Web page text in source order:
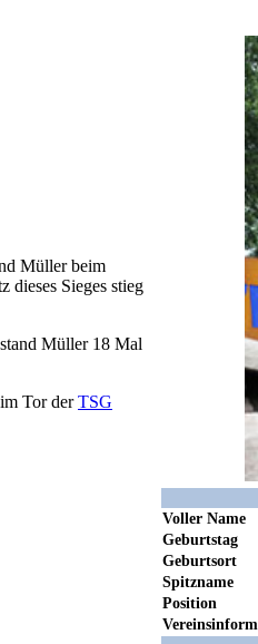
Voller Name
Geburtstag
Geburtsort
Spitzname
Position
Müller beim
dieses Sieges stieg
Müller 18 Mal
Tor derTSG